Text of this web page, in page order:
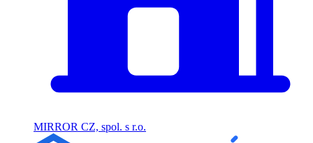
MIRROR CZ, spol. s r.o.